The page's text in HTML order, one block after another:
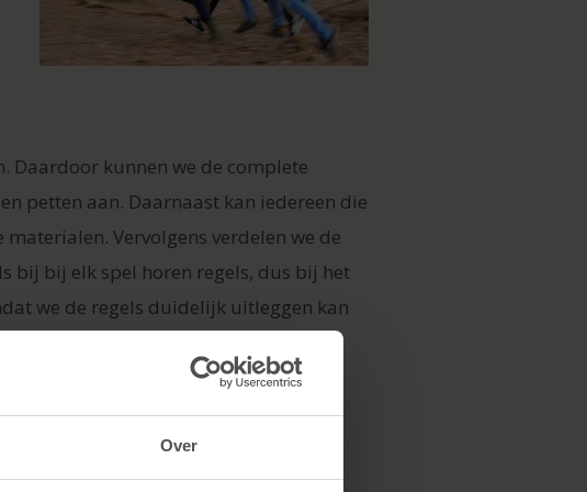
Over
Daardoor kunnen we de complete
petten aan. Daarnaast kan iedereen die
Vervolgens verdelen we de
bij bij elk spel horen regels, dus bij het
we de regels duidelijk uitleggen kan
Zij zorgen ervoor dat de spellen